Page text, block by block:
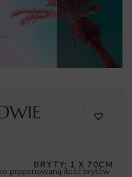
BRYTY: 1 X 70CM
proponowaną ilość brytów